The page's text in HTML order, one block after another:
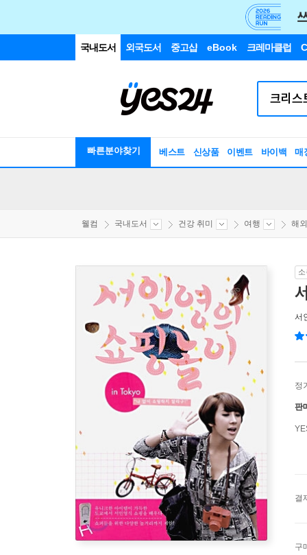
국내도서 외국도서 중고샵 eBook 크레마클럽
빠른분야찾기 베스트 신상품 이벤트 바이백 매
웰컴 국내도서 건강 취미 여행 해
서
정
판
결
구